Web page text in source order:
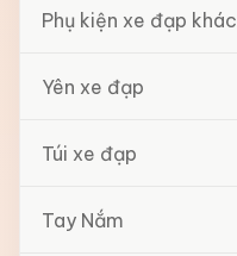
Phụ kiện xe đạp khác
Yên xe đạp
Túi xe đạp
Tay Nắm